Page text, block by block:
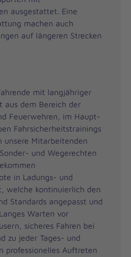
ausgestattet. Eine
machen auch
auf längeren Strecken
mit langjähriger
aus dem Bereich der
Feuerwehren, im Haupt-
Fahrsicherheitstrainings
unsere Mitarbeitenden
und Wegerechten
in Ladungs- und
welche kontinuierlich den
Standards angepasst und
Warten vor
sicheres Fahren bei
zu jeder Tages- und
professionelles Auftreten